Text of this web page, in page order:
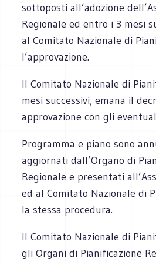
sottoposti all’adozione
Regionale ed entro i 3 mesi
al Comitato Nazionale di
l’approvazione.
Il Comitato Nazionale di
mesi successivi, emana il
approvazione con gli
Programma e piano sono
aggiornati dall’Organo di
Regionale e presentati
ed al Comitato Nazionale di
la stessa procedura.
Il Comitato Nazionale di
gli Organi di Pianificazione